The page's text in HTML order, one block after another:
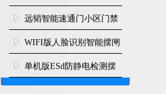
脸识别快速通道闸
远韬智能速通门小区门禁
闸机食堂消费摆闸
WIFI版人脸识别智能摆闸
机
单机版ESd防静电检测摆
闸机